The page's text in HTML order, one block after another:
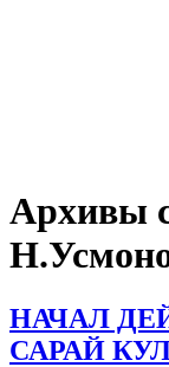
Архивы
НАЧАЛ
САРАЙ